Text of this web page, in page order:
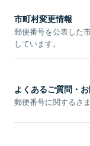
市町村変更情報
郵便番号を公表した
しています。
よくあるご質問・
郵便番号に関するさ